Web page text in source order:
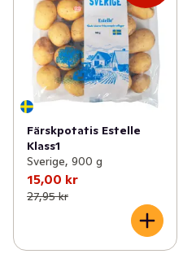
Färskpotatis Estelle
Klass1
Sverige, 900 g
15,00 kr
27,95 kr